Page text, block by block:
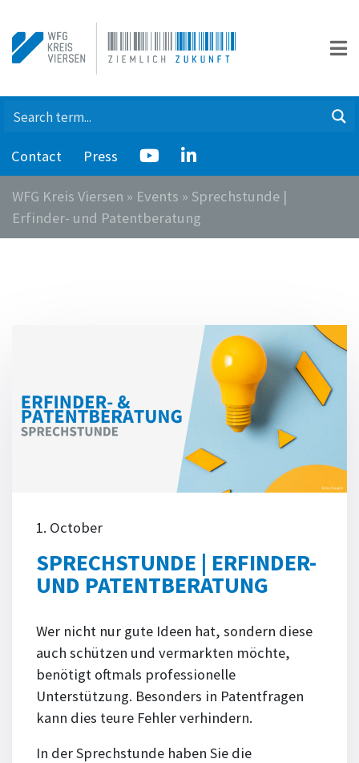
Contact Press
WFG Kreis Viersen » Events » Sprechstunde |
Erfinder- und Patentberatung
1. October
SPRECHSTUNDE | ERFINDER-
UND PATENTBERATUNG
Wer nicht nur gute Ideen hat, sondern diese
auch schützen und vermarkten möchte,
benötigt oftmals professionelle
Unterstützung. Besonders in Patentfragen
kann dies teure Fehler verhindern.
In der Sprechstunde haben Sie die